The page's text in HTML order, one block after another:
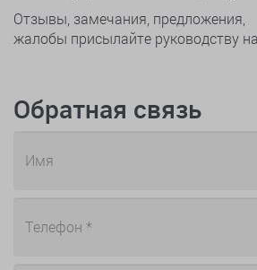
Отзывы, замечания, предложения,
жалобы присылайте руководству на
Обратная связь